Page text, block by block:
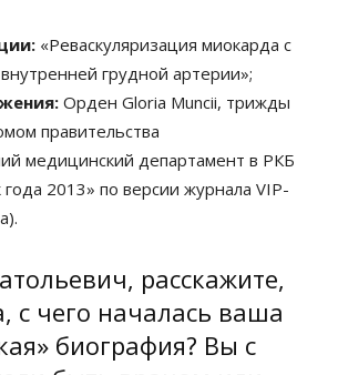
«Реваскуляризация миокарда с
грудной артерии»;
Орден Gloria Muncii, трижды
правительства
медицинский департамент в РКБ
2013» по версии журнала VIP-
расскажите,
с чего началась ваша
биография? Вы с